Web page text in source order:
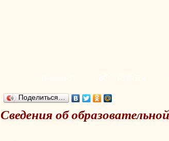
Поделиться…
Сведения об